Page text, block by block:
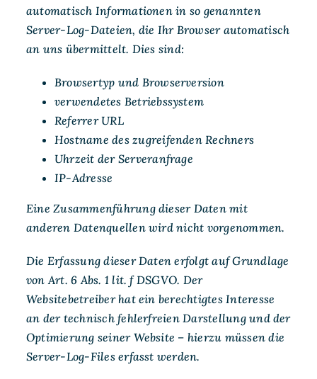
automatisch Informationen in so genannten
Server-Log-Dateien, die Ihr Browser automatisch
an uns übermittelt. Dies sind:
Browsertyp und Browserversion
verwendetes Betriebssystem
Referrer URL
Hostname des zugreifenden Rechners
Uhrzeit der Serveranfrage
IP-Adresse
Eine Zusammenführung dieser Daten mit
anderen Datenquellen wird nicht vorgenommen.
Die Erfassung dieser Daten erfolgt auf Grundlage
von Art. 6 Abs. 1 lit. f DSGVO. Der
Websitebetreiber hat ein berechtigtes Interesse
an der technisch fehlerfreien Darstellung und der
Optimierung seiner Website – hierzu müssen die
Server-Log-Files erfasst werden.